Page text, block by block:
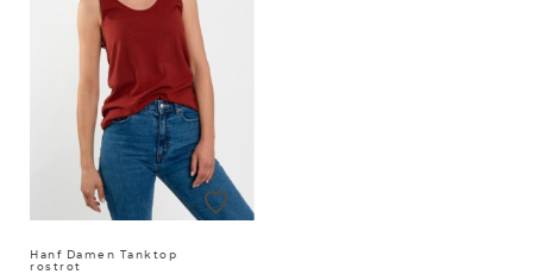
Hanf Damen Tanktop
rostrot